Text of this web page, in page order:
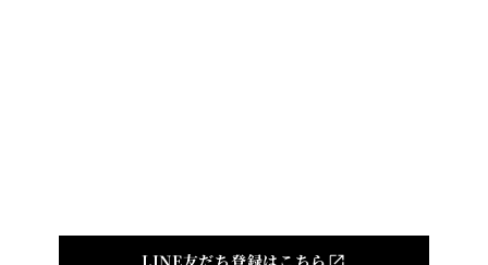
LINE友だち登録はこちら